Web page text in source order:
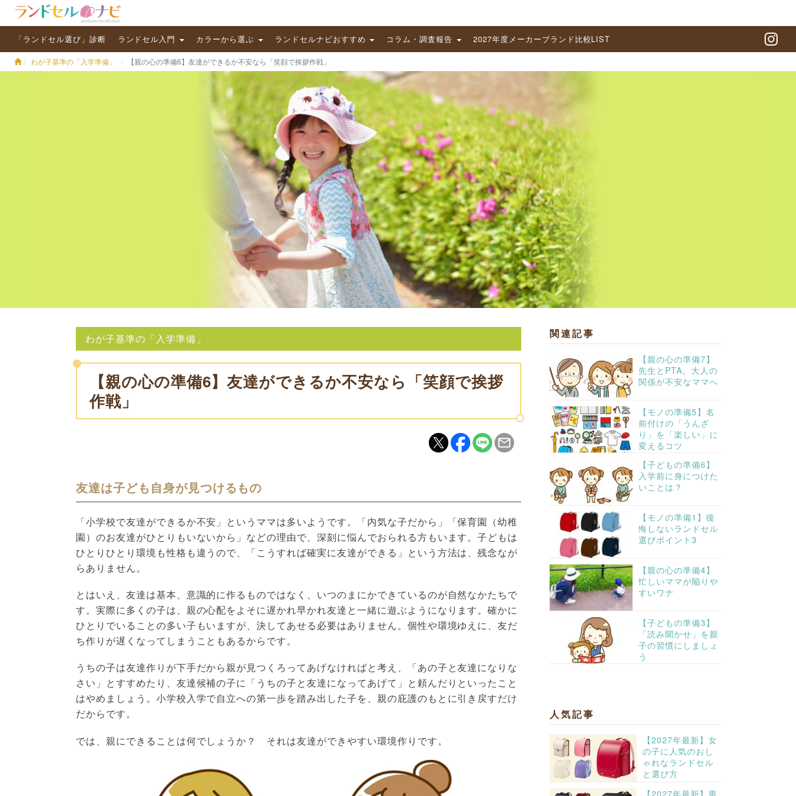
「ランドセル選び」診断 ランドセル入門 カラーから選ぶ ランドセルナビおすすめ コラム・調査報告 2027年度メーカーブランド比較LIST
わが子基準の「入学準備」 【親の心の準備6】友達ができるか不安なら「笑顔で挨拶作戦」
わが子基準の「入学準備」
【親の心の準備6】友達ができるか不安なら「笑顔で挨拶
作戦」
友達は子ども自身が見つけるもの
「小学校で友達ができるか不安」というママは多いようです。「内気な子だから」「保育園（幼稚
園）のお友達がひとりもいないから」などの理由で、深刻に悩んでおられる方もいます。子どもは
ひとりひとり環境も性格も違うので、「こうすれば確実に友達ができる」という方法は、残念なが
らありません。
とはいえ、友達は基本、意識的に作るものではなく、いつのまにかできているのが自然なかたちで
す。実際に多くの子は、親の心配をよそに遅かれ早かれ友達と一緒に遊ぶようになります。確かに
ひとりでいることの多い子もいますが、決してあせる必要はありません。個性や環境ゆえに、友だ
ち作りが遅くなってしまうこともあるからです。
うちの子は友達作りが下手だから親が見つくろってあげなければと考え、「あの子と友達になりな
さい」とすすめたり、友達候補の子に「うちの子と友達になってあげて」と頼んだりといったこと
はやめましょう。小学校入学で自立への第一歩を踏み出した子を、親の庇護のもとに引き戻すだけ
だからです。
では、親にできることは何でしょうか？ それは友達ができやすい環境作りです。
関連記事
【親の心の準備7】
先生とPTA。大人の
関係が不安なママへ
【モノの準備5】名
前付けの「うんざ
り」を「楽しい」に
変えるコツ
【子どもの準備6】
入学前に身につけた
いことは？
【モノの準備1】後
悔しないランドセル
選びポイント3
【親の心の準備4】
忙しいママが陥りや
すいワナ
【子どもの準備3】
「読み聞かせ」を親
子の習慣にしましょ
う
人気記事
【2027年最新】女
の子に人気のおし
ゃれなランドセル
と選び方
【2027年最新】男